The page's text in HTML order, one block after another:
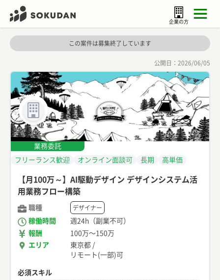
企業の方
この案件は募集終了しています
公開日： 2026/06/05
業務委託
フリーランス歓迎
オンライン面談可 長期 高単価
【月100万～】AI駆動デザイン デザインシステム活
用業務フロー構築
職種 デザイナー
稼働時間
週24h（副業不可）
報酬
100万〜150万
エリア
東京都 /
リモート(一部)可
必須スキル